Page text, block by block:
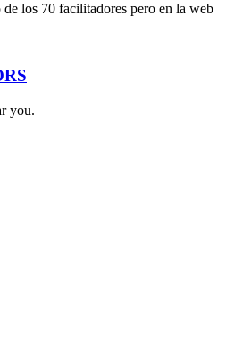
los 70 facilitadores pero en la web
you.